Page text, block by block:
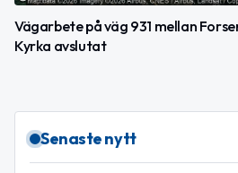
Vägarbete på väg 931 mellan
Kyrka avslutat
Senaste nytt